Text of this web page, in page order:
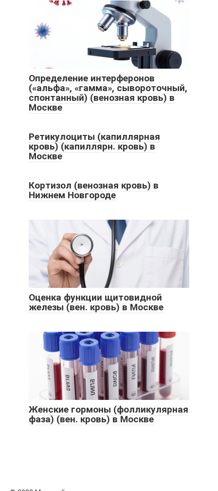
Определение интерферонов
(«альфа», «гамма», сывороточный,
спонтанный) (венозная кровь) в
Москве
Ретикулоциты (капиллярная
кровь) (капиллярн. кровь) в
Москве
Кортизол (венозная кровь) в
Нижнем Новгороде
Оценка функции щитовидной
железы (вен. кровь) в Москве
Женские гормоны (фолликулярная
фаза) (вен. кровь) в Москве